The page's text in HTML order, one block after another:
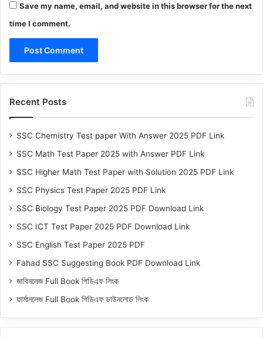
Save my name, email, and website in this browser for the next
time I comment.
Recent Posts
SSC Chemistry Test paper With Answer 2025 PDF Link
SSC Math Test Paper 2025 with Answer PDF Link
SSC Higher Math Test Paper with Solution 2025 PDF Link
SSC Physics Test Paper 2025 PDF Link
SSC Biology Test Paper 2025 PDF Download Link
SSC ICT Test Paper 2025 PDF Download Link
SSC English Test Paper 2025 PDF
Fahad SSC Suggesting Book PDF Download Link
জাবিনলেজ Full Book পিডিএফ লিংক
ফার্মানলেজ Full Book পিডিএফ ডাউনলোড লিংক